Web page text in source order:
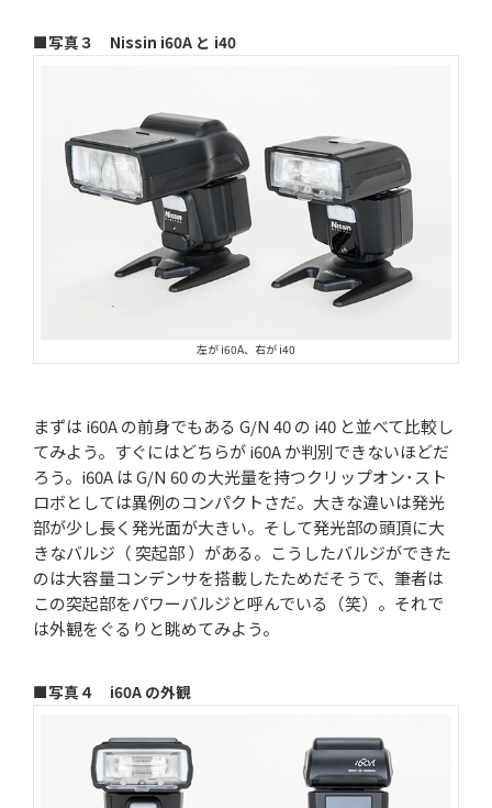
■写真３ Nissin i60A と i40
左が i60A、右が i40
まずは i60A の前身でもある G/N 40 の i40 と並べて比較し
てみよう。すぐにはどちらが i60A か判別できないほどだ
ろう。i60A は G/N 60 の大光量を持つクリップオン･スト
ロボとしては異例のコンパクトさだ。大きな違いは発光
部が少し長く発光面が大きい。そして発光部の頭頂に大
きなバルジ（ 突起部 ）がある。こうしたバルジができた
のは大容量コンデンサを搭載したためだそうで、筆者は
この突起部をパワーバルジと呼んでいる（笑）。それで
は外観をぐるりと眺めてみよう。
■写真４ i60A の外観